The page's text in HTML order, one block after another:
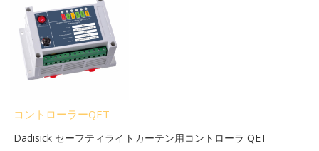
コントローラーQET
Dadisick セーフティライトカーテン用コントローラ QET